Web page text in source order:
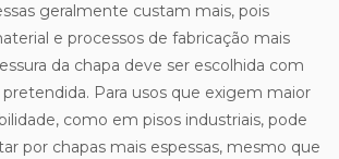
geralmente custam mais, pois
e processos de fabricação mais
da chapa deve ser escolhida com
pretendida. Para usos que exigem maior
como em pisos industriais, pode
por chapas mais espessas, mesmo que